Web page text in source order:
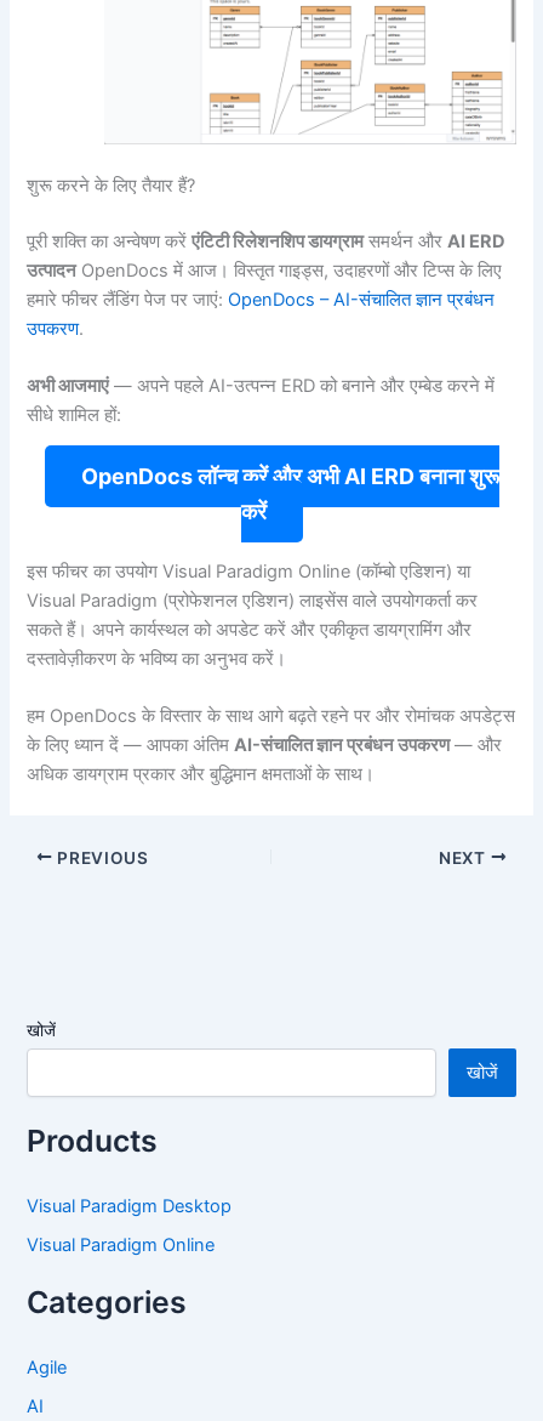
शुरू करने के लिए तैयार हैं?
पूरी शक्ति का अन्वेषण करेंएंटिटी रिलेशनशिप डायग्रामसमर्थन औरAI ERD
उत्पादनOpenDocs में आज। विस्तृत गाइड्स, उदाहरणों और टिप्स के लिए
हमारे फीचर लैंडिंग पेज पर जाएं:OpenDocs – AI-संचालित ज्ञान प्रबंधन
उपकरण.
अभी आजमाएं— अपने पहले AI-उत्पन्न ERD को बनाने और एम्बेड करने में
सीधे शामिल हों:
OpenDocs लॉन्च करें और अभी AI ERD बनाना शुरू
करें
इस फीचर का उपयोग Visual Paradigm Online (कॉम्बो एडिशन) या
Visual Paradigm (प्रोफेशनल एडिशन) लाइसेंस वाले उपयोगकर्ता कर
सकते हैं। अपने कार्यस्थल को अपडेट करें और एकीकृत डायग्रामिंग और
दस्तावेज़ीकरण के भविष्य का अनुभव करें।
हम OpenDocs के विस्तार के साथ आगे बढ़ते रहने पर और रोमांचक अपडेट्स
के लिए ध्यान दें — आपका अंतिमAI-संचालित ज्ञान प्रबंधन उपकरण— और
अधिक डायग्राम प्रकार और बुद्धिमान क्षमताओं के साथ।
PREVIOUS NEXT
खोजें
खोजें
Products
Visual Paradigm Desktop
Visual Paradigm Online
Categories
Agile
AI